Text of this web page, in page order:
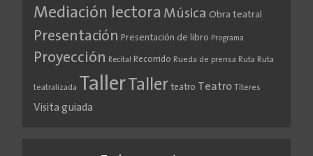
Mediación lectora Música Obra teatral
Presentación Presentación de libro Programa
Proyección Recital Recorrido Rueda de prensa Ruta Ruta
teatralizada Taller Taller teatro Teatro Títeres
Visita guiada